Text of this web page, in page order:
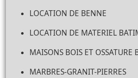
LOCATION DE BENNE
LOCATION DE MATERIEL
MAISONS BOIS ET OSSATURE
MARBRES-GRANIT-PIERRES